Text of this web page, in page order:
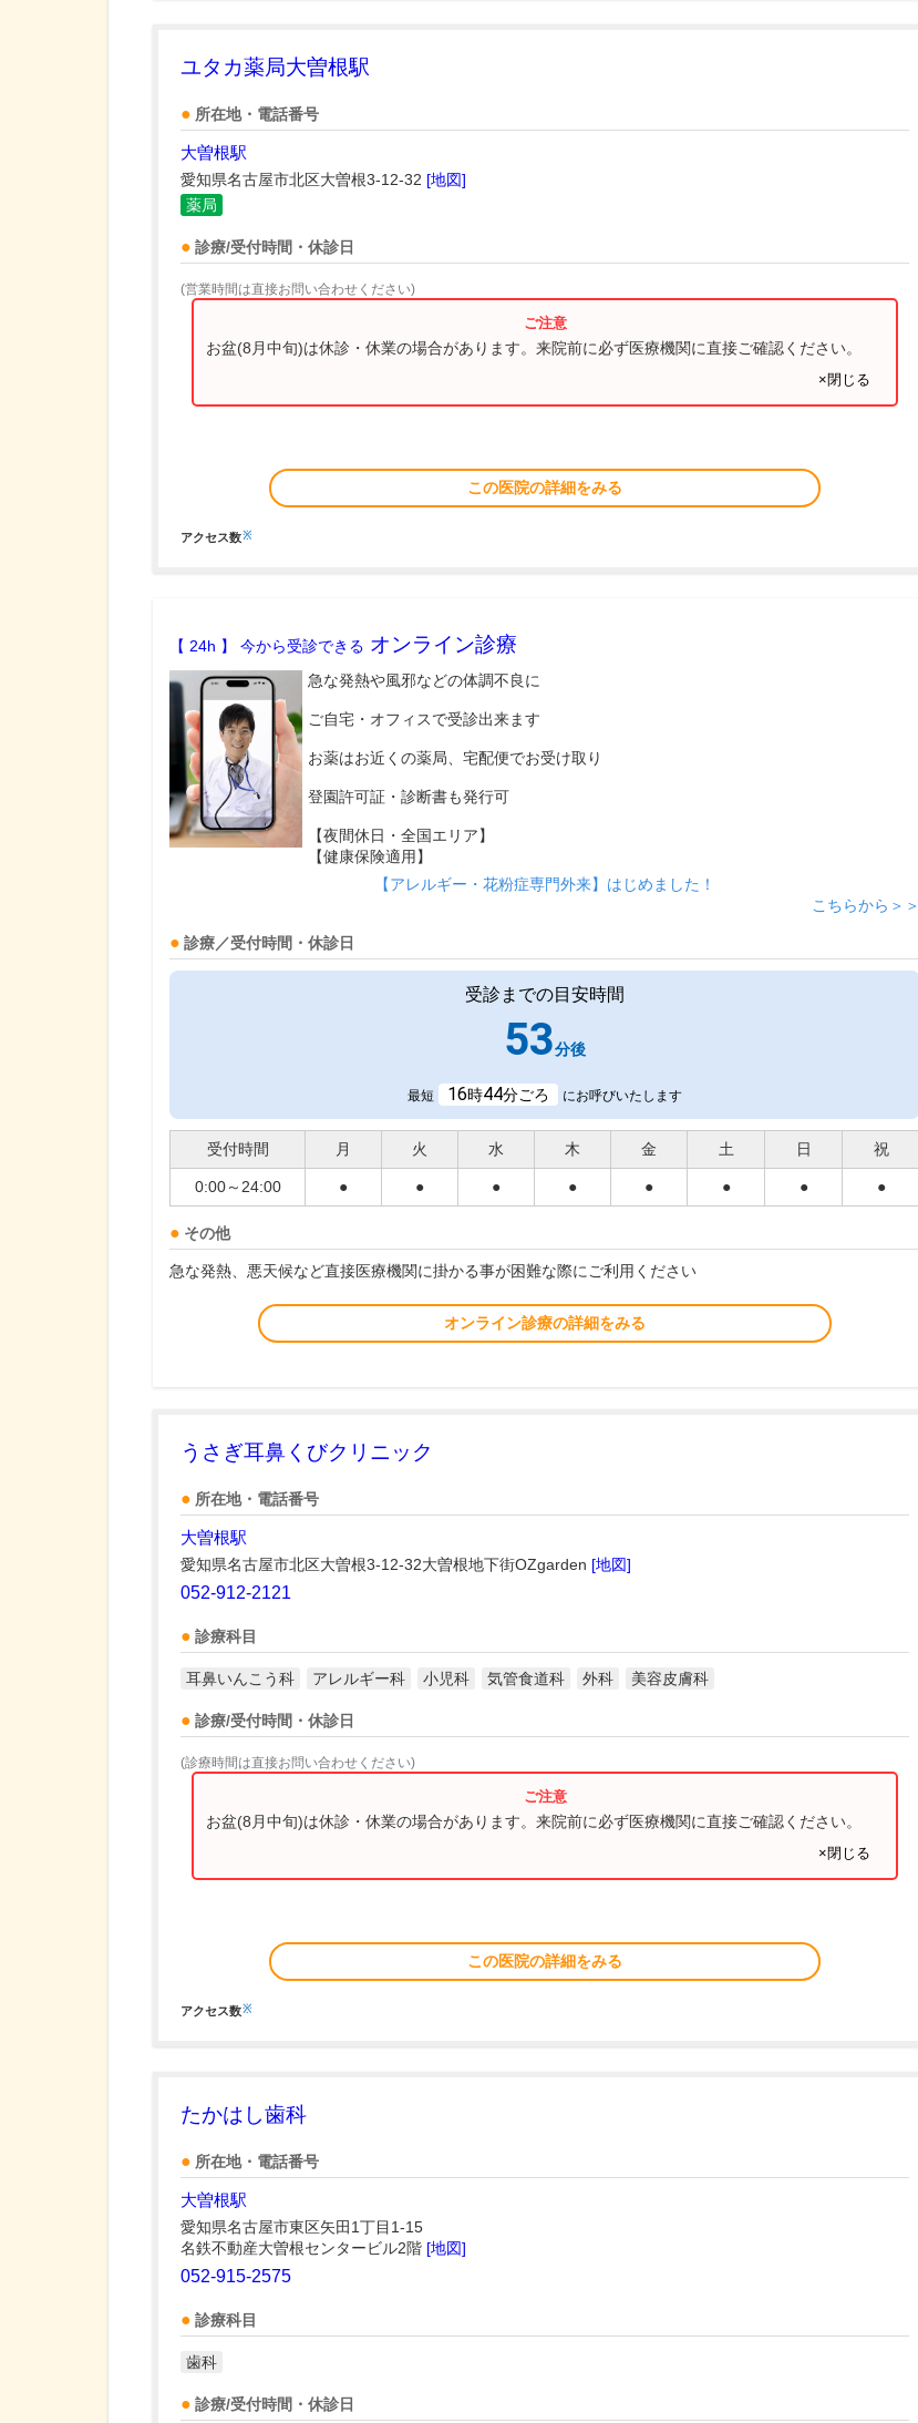
ユタカ薬局大曽根駅
所在地・電話番号
大曽根駅
愛知県名古屋市北区大曽根3-12-32 [地図]
薬局
診療/受付時間・休診日
(営業時間は直接お問い合わせください)
お盆(8月中旬)は休診・休業の場合があります。来院前に必ず医療機関に直接ご確認ください。
×閉じる
この医院の詳細をみる
アクセス数※
【 24h 】 今から受診できる オンライン診療
急な発熱や風邪などの体調不良に
ご自宅・オフィスで受診出来ます
お薬はお近くの薬局、宅配便でお受け取り
登園許可証・診断書も発行可
【夜間休日・全国エリア】
【健康保険適用】
【アレルギー・花粉症専門外来】はじめました！
こちらから＞＞
診療／受付時間・休診日
受診までの目安時間
53分後
最短 16時44分ごろ にお呼びいたします
受付時間 月 火 水 木 金 土 日 祝
0:00～24:00 ● ● ● ● ● ● ● ●
その他
急な発熱、悪天候など直接医療機関に掛かる事が困難な際にご利用ください
オンライン診療の詳細をみる
うさぎ耳鼻くびクリニック
所在地・電話番号
大曽根駅
愛知県名古屋市北区大曽根3-12-32大曽根地下街OZgarden [地図]
052-912-2121
診療科目
耳鼻いんこう科 アレルギー科 小児科 気管食道科 外科 美容皮膚科
診療/受付時間・休診日
(診療時間は直接お問い合わせください)
お盆(8月中旬)は休診・休業の場合があります。来院前に必ず医療機関に直接ご確認ください。
×閉じる
この医院の詳細をみる
アクセス数※
たかはし歯科
所在地・電話番号
大曽根駅
愛知県名古屋市東区矢田1丁目1-15
名鉄不動産大曽根センタービル2階 [地図]
052-915-2575
診療科目
歯科
診療/受付時間・休診日